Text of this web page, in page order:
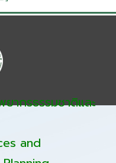
ากรธรรมชาติและ
and